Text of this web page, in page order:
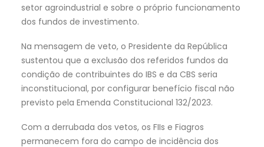
setor agroindustrial e sobre o próprio funcionamento
dos fundos de investimento.
Na mensagem de veto, o Presidente da República
sustentou que a exclusão dos referidos fundos da
condição de contribuintes do IBS e da CBS seria
inconstitucional, por configurar benefício fiscal não
previsto pela Emenda Constitucional 132/2023.
Com a derrubada dos vetos, os FIIs e Fiagros
permanecem fora do campo de incidência dos